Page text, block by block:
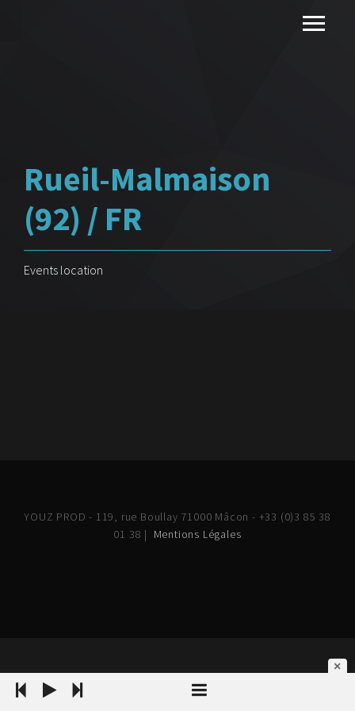
Rueil-Malmaison
(92) / FR
Events location
YOUZ PROD - 119, rue Boullay 71000 Mâcon - +33 (0)3 85 38
01 38 | Mentions Légales